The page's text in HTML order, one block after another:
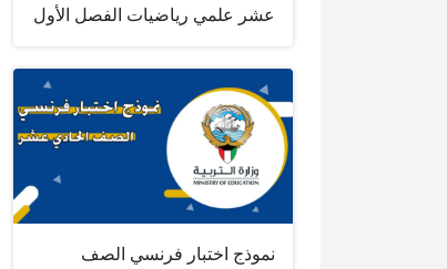
عشر علمي رياضيات الفصل الأول
نموذج اختبار فرنسي الصف